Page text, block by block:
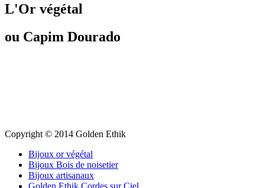
L'Or végétal
ou Capim Dourado
Copyright © 2014 Golden Ethik
Bijoux or végétal
Bijoux Bois de noisetier
Bijoux artisanaux